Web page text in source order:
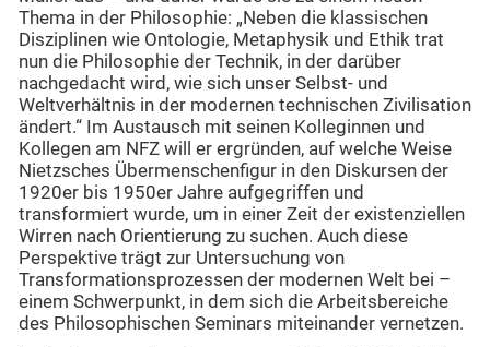
Thema in der Philosophie: „Neben die klassischen
Disziplinen wie Ontologie, Metaphysik und Ethik trat
nun die Philosophie der Technik, in der darüber
nachgedacht wird, wie sich unser Selbst- und
Weltverhältnis in der modernen technischen Zivilisation
ändert.“ Im Austausch mit seinen Kolleginnen und
Kollegen am NFZ will er ergründen, auf welche Weise
Nietzsches Übermenschenfigur in den Diskursen der
1920er bis 1950er Jahre aufgegriffen und
transformiert wurde, um in einer Zeit der existenziellen
Wirren nach Orientierung zu suchen. Auch diese
Perspektive trägt zur Untersuchung von
Transformationsprozessen der modernen Welt bei –
einem Schwerpunkt, in dem sich die Arbeitsbereiche
des Philosophischen Seminars miteinander vernetzen.